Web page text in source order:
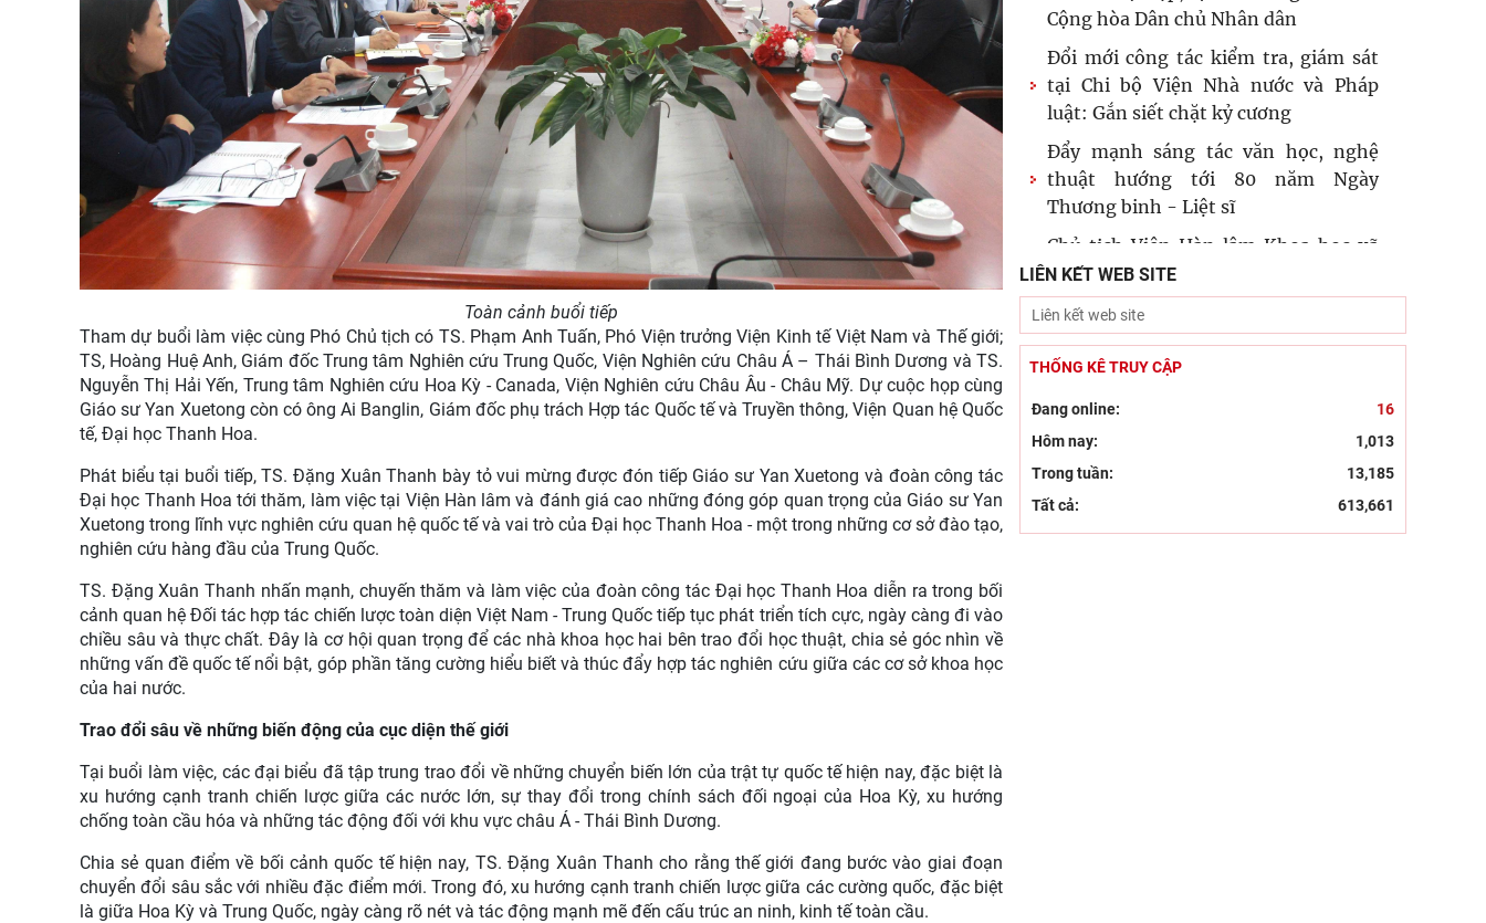
Toàn cảnh buổi tiếp
Tham dự buổi làm việc cùng Phó Chủ tịch có TS. Phạm Anh Tuấn, Phó Viện trưởng Viện Kinh tế Việt Nam và Thế giới;
TS, Hoàng Huệ Anh, Giám đốc Trung tâm Nghiên cứu Trung Quốc, Viện Nghiên cứu Châu Á – Thái Bình Dương và TS.
Nguyễn Thị Hải Yến, Trung tâm Nghiên cứu Hoa Kỳ - Canada, Viện Nghiên cứu Châu Âu - Châu Mỹ. Dự cuộc họp cùng
Giáo sư Yan Xuetong còn có ông Ai Banglin, Giám đốc phụ trách Hợp tác Quốc tế và Truyền thông, Viện Quan hệ Quốc
tế, Đại học Thanh Hoa.
Phát biểu tại buổi tiếp, TS. Đặng Xuân Thanh bày tỏ vui mừng được đón tiếp Giáo sư Yan Xuetong và đoàn công tác
Đại học Thanh Hoa tới thăm, làm việc tại Viện Hàn lâm và đánh giá cao những đóng góp quan trọng của Giáo sư Yan
Xuetong trong lĩnh vực nghiên cứu quan hệ quốc tế và vai trò của Đại học Thanh Hoa - một trong những cơ sở đào tạo,
nghiên cứu hàng đầu của Trung Quốc.
TS. Đặng Xuân Thanh nhấn mạnh, chuyến thăm và làm việc của đoàn công tác Đại học Thanh Hoa diễn ra trong bối
cảnh quan hệ Đối tác hợp tác chiến lược toàn diện Việt Nam - Trung Quốc tiếp tục phát triển tích cực, ngày càng đi vào
chiều sâu và thực chất. Đây là cơ hội quan trọng để các nhà khoa học hai bên trao đổi học thuật, chia sẻ góc nhìn về
những vấn đề quốc tế nổi bật, góp phần tăng cường hiểu biết và thúc đẩy hợp tác nghiên cứu giữa các cơ sở khoa học
của hai nước.
Trao đổi sâu về những biến động của cục diện thế giới
Tại buổi làm việc, các đại biểu đã tập trung trao đổi về những chuyển biến lớn của trật tự quốc tế hiện nay, đặc biệt là
xu hướng cạnh tranh chiến lược giữa các nước lớn, sự thay đổi trong chính sách đối ngoại của Hoa Kỳ, xu hướng
chống toàn cầu hóa và những tác động đối với khu vực châu Á - Thái Bình Dương.
Chia sẻ quan điểm về bối cảnh quốc tế hiện nay, TS. Đặng Xuân Thanh cho rằng thế giới đang bước vào giai đoạn
chuyển đổi sâu sắc với nhiều đặc điểm mới. Trong đó, xu hướng cạnh tranh chiến lược giữa các cường quốc, đặc biệt
là giữa Hoa Kỳ và Trung Quốc, ngày càng rõ nét và tác động mạnh mẽ đến cấu trúc an ninh, kinh tế toàn cầu.
Cộng hòa Dân chủ Nhân dân
Đổi mới công tác kiểm tra, giám sát
tại Chi bộ Viện Nhà nước và Pháp
luật: Gắn siết chặt kỷ cương
Đẩy mạnh sáng tác văn học, nghệ
thuật hướng tới 80 năm Ngày
Thương binh - Liệt sĩ
Chủ tịch Viện Hàn lâm Khoa học xã
hội Việt Nam thăm và làm việc tại
Viện Khoa học Kinh tế và Xã hội
Dân chủ theo tư tưởng Hồ Chí Minh
và sự vận dụng tư tưởng Hồ Chí Minh
Khai mạc trưng bày “Kết nối truyền
thống, vững bước tương lai”
Kỷ niệm 96 năm Ngày truyền thống
ngành Tuyên giáo của Đảng (1/8/1930
LIÊN KẾT WEB SITE
THỐNG KÊ TRUY CẬP
Đang online:
16
Hôm nay:
1,013
Trong tuần:
13,185
Tất cả:
613,661